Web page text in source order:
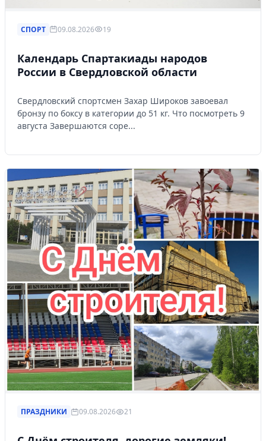
СПОРТ 09.08.2026 19
Календарь Спартакиады народов
России в Свердловской области
Свердловский спортсмен Захар Широков завоевал
бронзу по боксу в категории до 51 кг. Что посмотреть 9
августа Завершаются соре...
ПРАЗДНИКИ 09.08.2026 21